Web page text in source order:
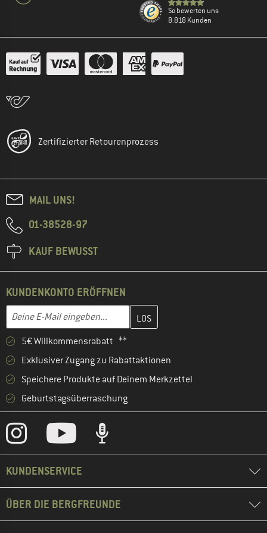
So bewerten uns
8.818 Kunden
Zertifizierter Retourenprozess
MAIL UNS!
01-38528-97
KAUF BEWUSST
KUNDENKONTO ERÖFFNEN
E-Mail-Adresse
Gib hier deine E-Mail-Adresse ein und erstelle im nächsten
5€ Willkommensrabatt **
Exklusiver Zugang zu Rabattaktionen
Speichere Produkte auf Deinem Merkzettel
Geburtstagsüberraschung
KUNDENSERVICE
ÜBER DIE BERGFREUNDE